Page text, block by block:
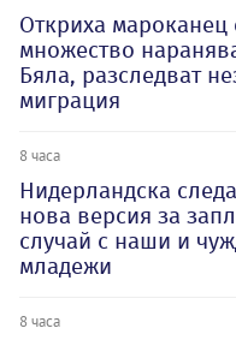
Откриха мароканец
множество
Бяла, разследват
миграция
8 часа
Нидерландска
нова версия за
случай с наши и
младежи
8 часа